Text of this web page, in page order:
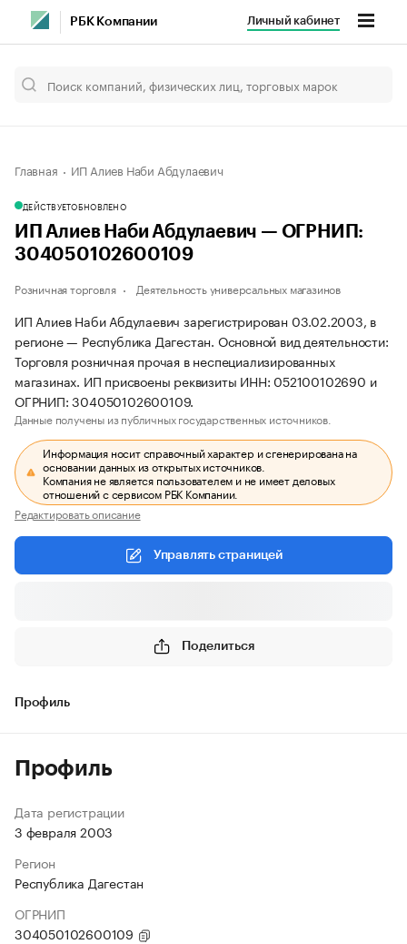
РБК Компании Личный кабинет
Главная ИП Алиев Наби Абдулаевич
ДЕЙСТВУЕТОБНОВЛЕНО
ИП Алиев Наби Абдулаевич — ОГРНИП:
304050102600109
Розничная торговля Деятельность универсальных магазинов
ИП Алиев Наби Абдулаевич зарегистрирован 03.02.2003, в
регионе — Республика Дагестан. Основной вид деятельности:
Торговля розничная прочая в неспециализированных
магазинах. ИП присвоены реквизиты ИНН: 052100102690 и
ОГРНИП: 304050102600109.
Данные получены из публичных государственных источников.
Информация носит справочный характер и сгенерирована на
основании данных из открытых источников.
Компания не является пользователем и не имеет деловых
отношений с сервисом РБК Компании.
Редактировать описание
Управлять страницей
Поделиться
Профиль
Профиль
Дата регистрации
3 февраля 2003
Регион
Республика Дагестан
ОГРНИП
304050102600109